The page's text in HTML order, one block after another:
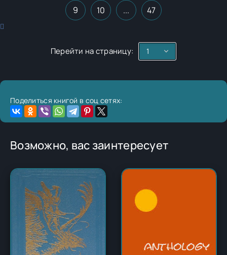
9 10 ... 47
Перейти на страницу:
Поделиться книгой в соц сетях:
Возможно, вас заинтересует